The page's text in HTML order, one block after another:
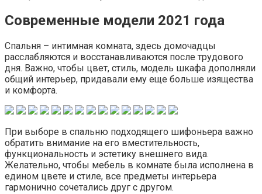
Современные модели 2021 года
Спальня – интимная комната, здесь домочадцы
расслабляются и восстанавливаются после трудового
дня. Важно, чтобы цвет, стиль, модель шкафа дополняли
общий интерьер, придавали ему еще больше изящества
и комфорта.
При выборе в спальню подходящего шифоньера важно
обратить внимание на его вместительность,
функциональность и эстетику внешнего вида.
Желательно, чтобы мебель в комнате была исполнена в
едином цвете и стиле, все предметы интерьера
гармонично сочетались друг с другом.